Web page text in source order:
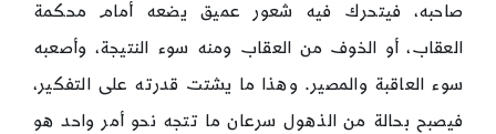
صاحبه، فيتحرك فيه شعور عميق يضعه أمام محكمة
العقاب، أو الخوف من العقاب ومنه سوء النتيجة، وأصعبه
سوء العاقبة والمصير. وهذا ما يشتت قدرته على التفكير،
فيصبح بحالة من الذهول سرعان ما تتجه نحو أمر واحد هو